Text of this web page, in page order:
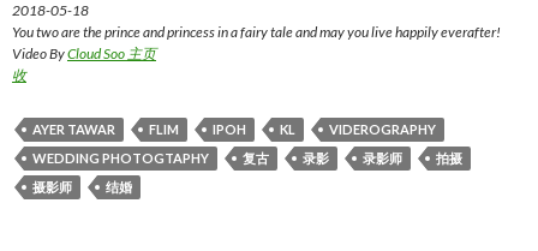
2018-05-18
You two are the prince and princess in a fairy tale and may you live happily everafter!
Video ByCloud Soo 主页
收
AYER TAWAR FLIM IPOH KL
VIDEROGRAPHY
WEDDING PHOTOGTAPHY
复古 录影 录影师
拍摄
摄影师
结婚